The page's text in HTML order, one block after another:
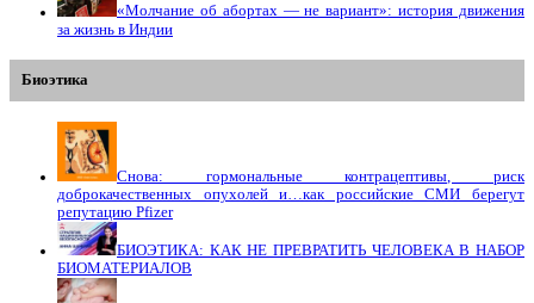
«Молчание об абортах — не вариант»: история движения
за жизнь в Индии
Биоэтика
Снова: гормональные контрацептивы, риск
доброкачественных опухолей и…как российские СМИ берегут
репутацию Pfizer
БИОЭТИКА: КАК НЕ ПРЕВРАТИТЬ ЧЕЛОВЕКА В НАБОР
БИОМАТЕРИАЛОВ